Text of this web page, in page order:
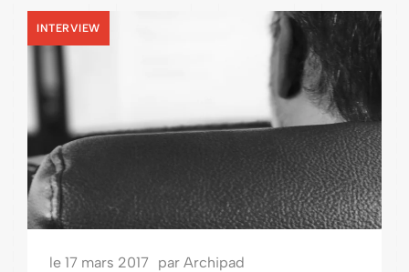
INTERVIEW
le 17 mars 2017 par Archipad